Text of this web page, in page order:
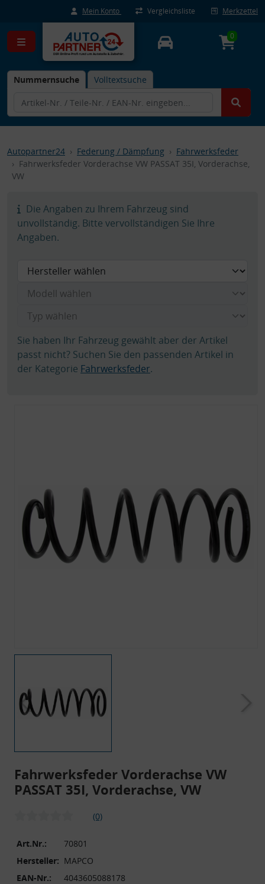
Mein Konto Vergleichsliste Merkzettel
Nummernsuche Volltextsuche
0
Autopartner24 Federung / Dämpfung
Fahrwerksfeder
Fahrwerksfeder Vorderachse VW PASSAT 35I, Vorderachse,
VW
Die Angaben zu Ihrem Fahrzeug sind
unvollständig. Bitte vervollständigen Sie Ihre
Angaben.
Sie haben Ihr Fahrzeug gewählt aber der Artikel
passt nicht? Suchen Sie den passenden Artikel in
der Kategorie Fahrwerksfeder.
Fahrwerksfeder Vorderachse VW
PASSAT 35I, Vorderachse, VW
(0)
Art.Nr.:
70801
Hersteller: MAPCO
EAN-Nr.:
4043605088178